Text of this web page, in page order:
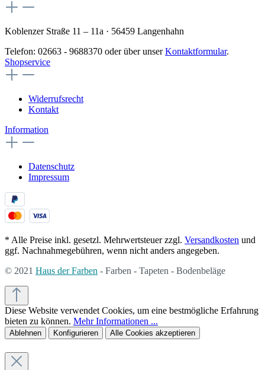
Koblenzer Straße 11 – 11a · 56459 Langenhahn
Telefon: 02663 - 9688370 oder über unserKontaktformular.
Shopservice
Widerrufsrecht
Kontakt
Information
Datenschutz
Impressum
* Alle Preise inkl. gesetzl. Mehrwertsteuer zzgl. Versandkosten und
ggf. Nachnahmegebühren, wenn nicht anders angegeben.
© 2021 Haus der Farben - Farben - Tapeten - Bodenbeläge
Diese Website verwendet Cookies, um eine bestmögliche Erfahrung
bieten zu können. Mehr Informationen ...
Ablehnen Konfigurieren Alle Cookies akzeptieren